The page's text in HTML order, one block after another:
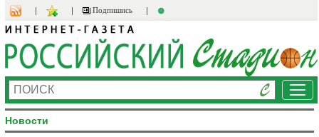
Подпишись
Новости